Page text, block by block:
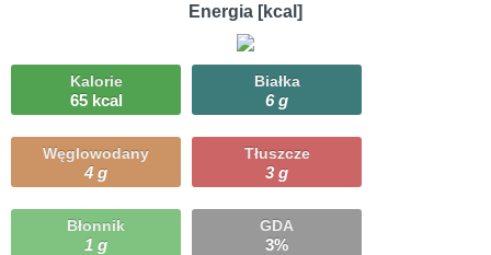
Energia [kcal]
Kalorie
65 kcal
Białka
6 g
Węglowodany
4 g
Tłuszcze
3 g
Błonnik
1 g
GDA
3%